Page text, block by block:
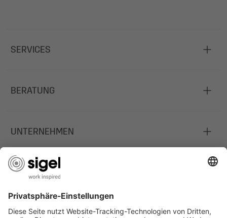
SERVICES
BERATUNG
UNTERNEHMEN
JOBS
INFORMATIONEN